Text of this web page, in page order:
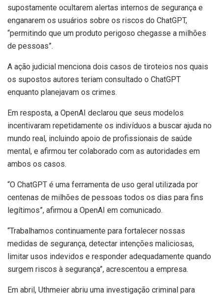
supostamente ocultarem alertas internos de segurança e
enganarem os usuários sobre os riscos do ChatGPT,
“permitindo que um produto perigoso chegasse a milhões
de pessoas”.
A ação judicial menciona dois casos de tiroteios nos quais
os supostos autores teriam consultado o ChatGPT
enquanto planejavam os crimes.
Em resposta, a OpenAI declarou que seus modelos
incentivaram repetidamente os indivíduos a buscar ajuda no
mundo real, incluindo apoio de profissionais de saúde
mental, e afirmou ter colaborado com as autoridades em
ambos os casos.
“O ChatGPT é uma ferramenta de uso geral utilizada por
centenas de milhões de pessoas todos os dias para fins
legítimos”, afirmou a OpenAI em comunicado.
“Trabalhamos continuamente para fortalecer nossas
medidas de segurança, detectar intenções maliciosas,
limitar usos indevidos e responder adequadamente quando
surgem riscos à segurança”, acrescentou a empresa.
Em abril, Uthmeier abriu uma investigação criminal para